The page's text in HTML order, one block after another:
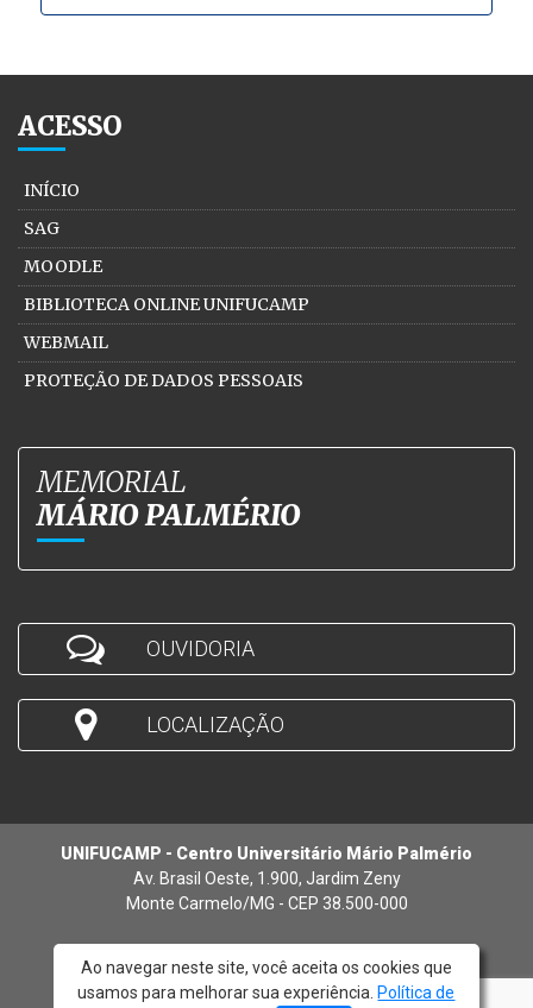
ACESSO
INÍCIO
SAG
MOODLE
BIBLIOTECA ONLINE UNIFUCAMP
WEBMAIL
PROTEÇÃO DE DADOS PESSOAIS
MEMORIAL
MÁRIO PALMÉRIO
OUVIDORIA
LOCALIZAÇÃO
UNIFUCAMP - Centro Universitário Mário Palmério
Av. Brasil Oeste, 1.900, Jardim Zeny
Monte Carmelo/MG - CEP 38.500-000
Ao navegar neste site, você aceita os cookies que
usamos para melhorar sua experiência. Política de